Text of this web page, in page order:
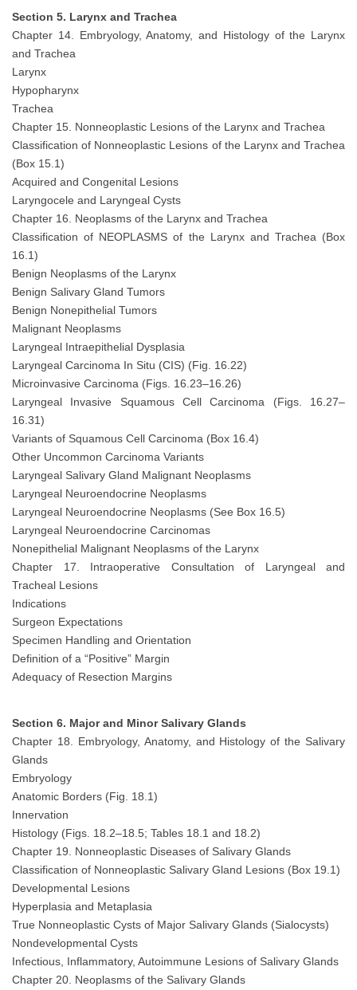
Section 5. Larynx and Trachea
Chapter 14. Embryology, Anatomy, and Histology of the Larynx
and Trachea
Larynx
Hypopharynx
Trachea
Chapter 15. Nonneoplastic Lesions of the Larynx and Trachea
Classification of Nonneoplastic Lesions of the Larynx and Trachea
(Box 15.1)
Acquired and Congenital Lesions
Laryngocele and Laryngeal Cysts
Chapter 16. Neoplasms of the Larynx and Trachea
Classification of NEOPLASMS of the Larynx and Trachea (Box
16.1)
Benign Neoplasms of the Larynx
Benign Salivary Gland Tumors
Benign Nonepithelial Tumors
Malignant Neoplasms
Laryngeal Intraepithelial Dysplasia
Laryngeal Carcinoma In Situ (CIS) (Fig. 16.22)
Microinvasive Carcinoma (Figs. 16.23–16.26)
Laryngeal Invasive Squamous Cell Carcinoma (Figs. 16.27–
16.31)
Variants of Squamous Cell Carcinoma (Box 16.4)
Other Uncommon Carcinoma Variants
Laryngeal Salivary Gland Malignant Neoplasms
Laryngeal Neuroendocrine Neoplasms
Laryngeal Neuroendocrine Neoplasms (See Box 16.5)
Laryngeal Neuroendocrine Carcinomas
Nonepithelial Malignant Neoplasms of the Larynx
Chapter 17. Intraoperative Consultation of Laryngeal and
Tracheal Lesions
Indications
Surgeon Expectations
Specimen Handling and Orientation
Definition of a “Positive” Margin
Adequacy of Resection Margins
Section 6. Major and Minor Salivary Glands
Chapter 18. Embryology, Anatomy, and Histology of the Salivary
Glands
Embryology
Anatomic Borders (Fig. 18.1)
Innervation
Histology (Figs. 18.2–18.5; Tables 18.1 and 18.2)
Chapter 19. Nonneoplastic Diseases of Salivary Glands
Classification of Nonneoplastic Salivary Gland Lesions (Box 19.1)
Developmental Lesions
Hyperplasia and Metaplasia
True Nonneoplastic Cysts of Major Salivary Glands (Sialocysts)
Nondevelopmental Cysts
Infectious, Inflammatory, Autoimmune Lesions of Salivary Glands
Chapter 20. Neoplasms of the Salivary Glands